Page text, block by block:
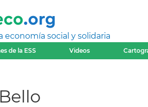
economía social y solidaria
de la ESS Videos